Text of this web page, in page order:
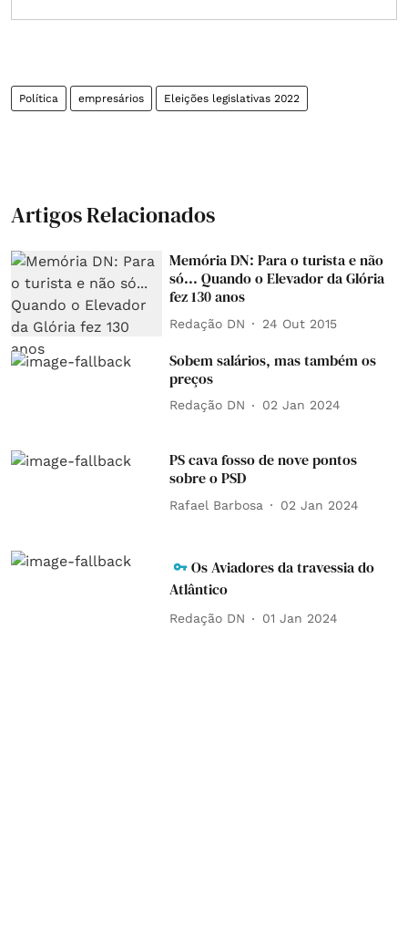
Política empresários Eleições legislativas 2022
Artigos Relacionados
Memória DN: Para o turista e não
só... Quando o Elevador da Glória
fez 130 anos
Redação DN 24 Out 2015
Sobem salários, mas também os
preços
Redação DN 02 Jan 2024
PS cava fosso de nove pontos
sobre o PSD
Rafael Barbosa 02 Jan 2024
Os Aviadores da travessia do
Atlântico
Redação DN 01 Jan 2024